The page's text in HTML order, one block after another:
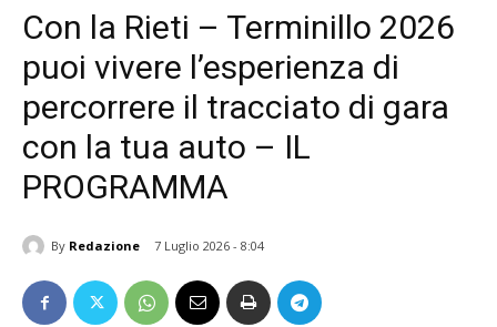
Con la Rieti – Terminillo 2026
puoi vivere l’esperienza di
percorrere il tracciato di gara
con la tua auto – IL
PROGRAMMA
By Redazione 7 Luglio 2026 - 8:04